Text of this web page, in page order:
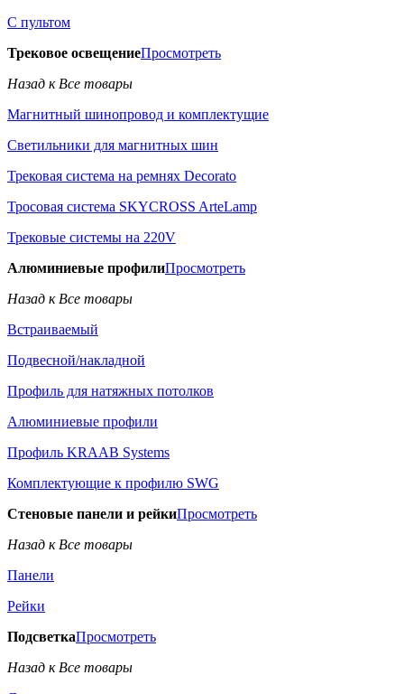
С пультом
Трековое освещениеПросмотреть
Назад к Все товары
Магнитный шинопровод и комплектущие
Светильники для магнитных шин
Трековая система на ремнях Decorato
Тросовая система SKYCROSS ArteLamp
Трековые системы на 220V
Алюминиевые профилиПросмотреть
Назад к Все товары
Встраиваемый
Подвесной/накладной
Профиль для натяжных потолков
Алюминиевые профили
Профиль KRAAB Systems
Комплектующие к профилю SWG
Стеновые панели и рейкиПросмотреть
Назад к Все товары
Панели
Рейки
ПодсветкаПросмотреть
Назад к Все товары